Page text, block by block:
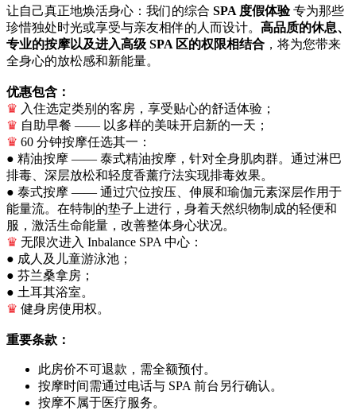
让自己真正地焕活身心：我们的综合 SPA 度假体验专为那些
珍惜独处时光或享受与亲友相伴的人而设计。 高品质的休息、
专业的按摩以及进入高级 SPA 区的权限相结合 ，将为您带来
全身心的放松感和新能量。
优惠包含：
♛ 入住选定类别的客房，享受贴心的舒适体验；
♛ 自助早餐 —— 以多样的美味开启新的一天；
♛ 60 分钟按摩任选其一：
● 精油按摩 —— 泰式精油按摩，针对全身肌肉群。通过淋巴
排毒、深层放松和轻度香薰疗法实现排毒效果。
● 泰式按摩 —— 通过穴位按压、伸展和瑜伽元素深层作用于
能量流。在特制的垫子上进行，身着天然织物制成的轻便和
服，激活生命能量，改善整体身心状况。
♛ 无限次进入 Inbalance SPA 中心：
● 成人及儿童游泳池；
● 芬兰桑拿房；
● 土耳其浴室。
♛ 健身房使用权。
重要条款：
此房价不可退款，需全额预付。
按摩时间需通过电话与 SPA 前台另行确认。
按摩不属于医疗服务。